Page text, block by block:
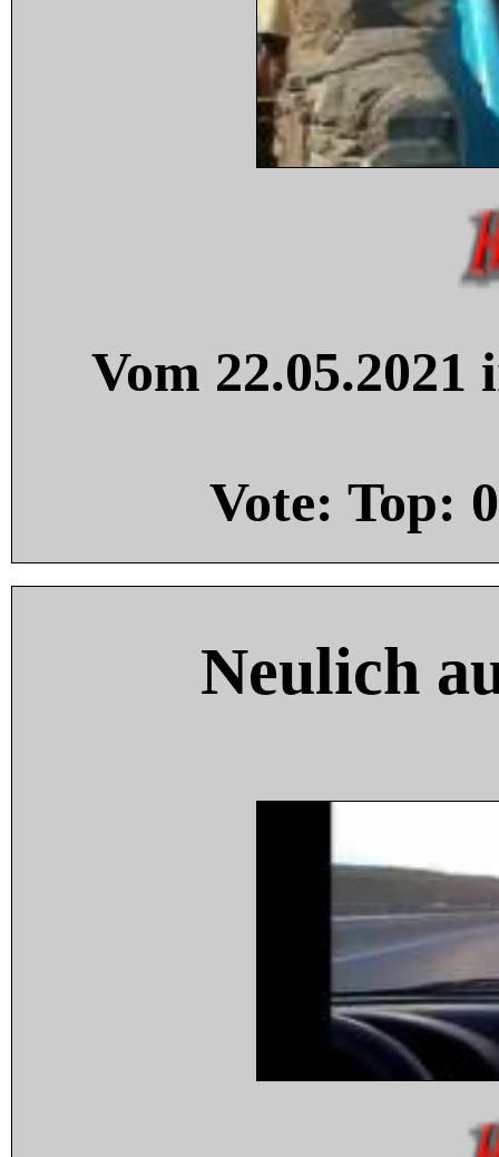
Vom
Vote: Top: 0
Neulich